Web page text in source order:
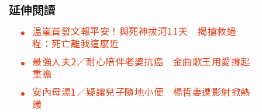
延伸閱讀
温嵐首發文報平安！與死神拔河11天 揭搶救過
程：死亡離我這麼近
最強人夫2／耐心陪伴老婆抗癌 金曲歌王用愛撐起
重擔
安內母湯1／疑讓兒子隨地小便 楊哲妻遭影射掀熱
議